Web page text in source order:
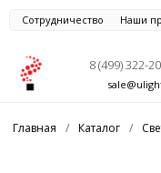
Сотрудничество Наши
8 (499) 322-
Главная / Каталог /